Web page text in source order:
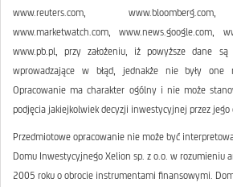
www.reuters.com, www.bloomberg.com,
www.marketwatch.com, www.news.google.com,
www.pb.pl, przy założeniu, iż powyższe dane
wprowadzające w błąd, jednakże nie były one
Opracowanie ma charakter ogólny i nie może
podjęcia jakiejkolwiek decyzji inwestycyjnej przez jego
Przedmiotowe opracowanie nie może być
Domu Inwestycyjnego Xelion sp. z o.o. w rozumieniu
2005 roku o obrocie instrumentami finansowymi.